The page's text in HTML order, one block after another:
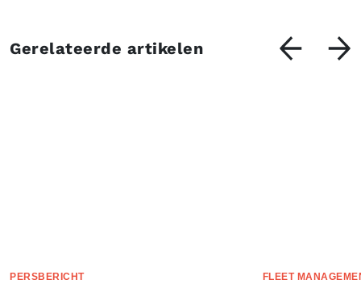
Gerelateerde artikelen
PERSBERICHT FLEET